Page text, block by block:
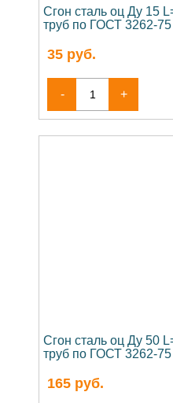
Сгон сталь оц Ду 15
труб по ГОСТ 3262-
35 руб.
- +
Сгон сталь оц Ду 50
труб по ГОСТ 3262-
165 руб.